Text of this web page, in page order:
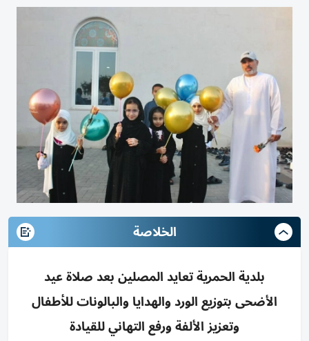
الخلاصة
بلدية الحمرية تعايد المصلين بعد صلاة عيد
الأضحى بتوزيع الورد والهدايا والبالونات للأطفال
وتعزيز الألفة ورفع التهاني للقيادة